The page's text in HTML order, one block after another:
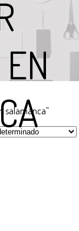
salamanca”